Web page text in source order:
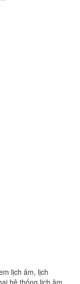
lịch âm, lịch
hệ thống lịch âm,